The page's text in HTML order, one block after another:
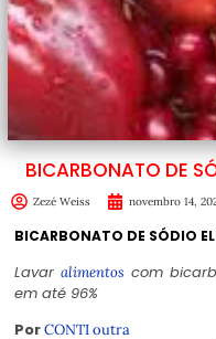
BICARBONATO DE
Zezé Weiss novembro 14,
BICARBONATO DE SÓDIO
Lavaralimentos com
em até 96%
PorCONTI outra